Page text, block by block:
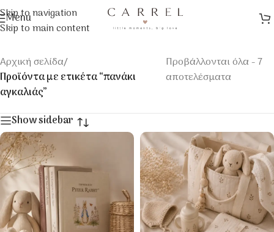
Skip to navigation
Skip to main content
Menu
Αρχική σελίδα/
Προϊόντα με ετικέτα “πανάκι
αγκαλιάς”
Προβάλλονται όλα - 7
αποτελέσματα
Show sidebar